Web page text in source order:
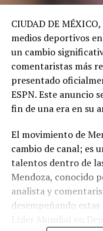
CIUDAD DE
medios deportivos
un cambio
comentaristas más
presentado
ESPN. Este anuncio
fin de una era en su
El movimiento de
cambio de canal; es
talentos dentro de
Mendoza, conocido
analista y
desempeñando